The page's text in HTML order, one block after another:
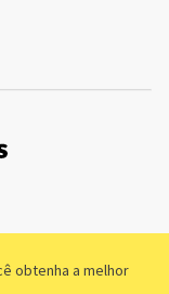
obtenha a melhor